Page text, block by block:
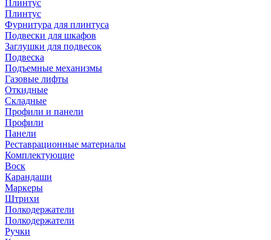
Плинтус
Плинтус
Фурнитура для плинтуса
Подвески для шкафов
Заглушки для подвесок
Подвеска
Подъемные механизмы
Газовые лифты
Откидные
Складные
Профили и панели
Профили
Панели
Реставрационные материалы
Комплектующие
Воск
Карандаши
Маркеры
Штрихи
Полкодержатели
Полкодержатели
Ручки